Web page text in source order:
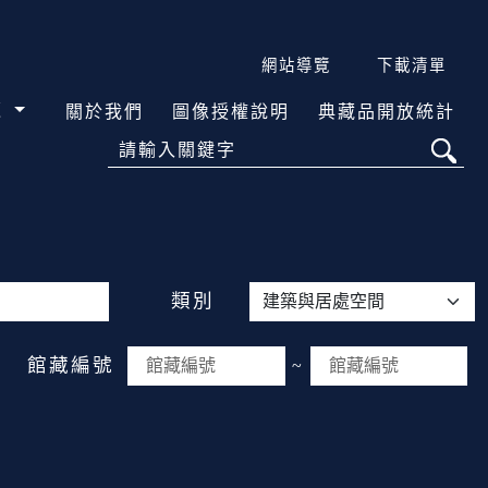
網站導覽 下載清單
關於我們 圖像授權說明 典藏品開放統計
請輸入關鍵字
類別
館藏編號 ~